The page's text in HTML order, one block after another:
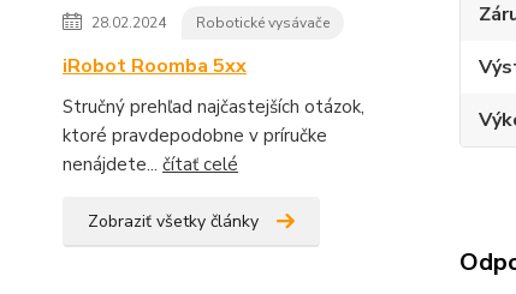
28.02.2024 Robotické vysávače
iRobot Roomba 5xx
Stručný prehľad najčastejších otázok,
ktoré pravdepodobne v príručke
nenájdete... čítať celé
Zobraziť všetky články